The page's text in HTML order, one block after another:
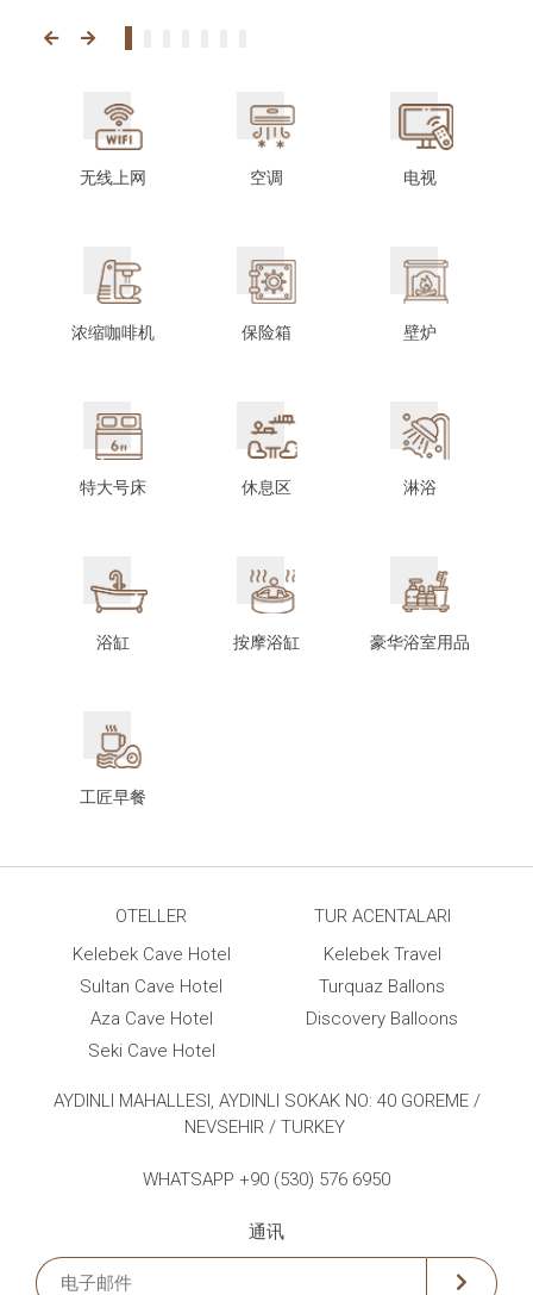
无线上网 空调 电视
浓缩咖啡机 保险箱 壁炉
特大号床 休息区 淋浴
浴缸 按摩浴缸 豪华浴室用品
工匠早餐
OTELLER
Kelebek Cave Hotel
Sultan Cave Hotel
Aza Cave Hotel
Seki Cave Hotel
TUR ACENTALARI
Kelebek Travel
Turquaz Ballons
Discovery Balloons
AYDINLI MAHALLESI, AYDINLI SOKAK NO: 40 GOREME /
NEVSEHIR / TURKEY
WHATSAPP +90 (530) 576 6950
通讯